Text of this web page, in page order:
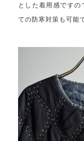
とした着用感です
ての防寒対策も可能